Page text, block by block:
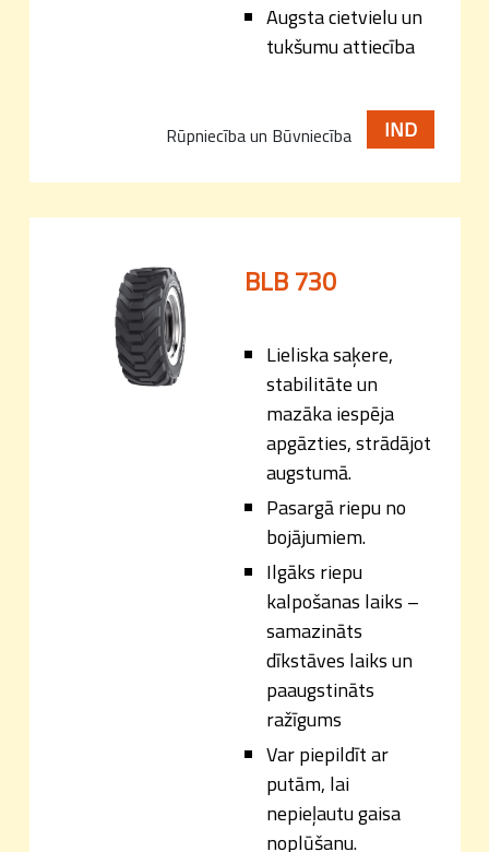
Augsta cietvielu un
tukšumu attiecība
Rūpniecība un Būvniecība IND
BLB 730
Lieliska saķere,
stabilitāte un
mazāka iespēja
apgāzties, strādājot
augstumā.
Pasargā riepu no
bojājumiem.
Ilgāks riepu
kalpošanas laiks –
samazināts
dīkstāves laiks un
paaugstināts
ražīgums
Var piepildīt ar
putām, lai
nepieļautu gaisa
noplūšanu.